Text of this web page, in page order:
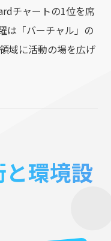
チャートの1位を席
は「バーチャル」の
域に活動の場を広げ
環境設